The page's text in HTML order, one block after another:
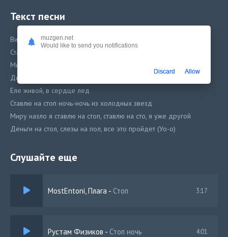
Текст песни
Видишь, я еле живой, в сердце лед
Ставлю на стоп ночь из холодных звезд
Миру назло я ставлю на стоп, ставлю на сто, я уже другой
Деньги на стол, слезы на пол, все это пройдет
Еле живой, в сердце лед
Ставлю на стоп ночь-ночь из холодных звезд
Миру назло я ставлю на стоп, ставлю на сто, я уже другой
Деньги на стол, слезы на пол, все это пройдет (Уо-о)
Слезы оставь на потом, мысли поставь на поток
Когда я понял здесь, для чего жить
Слезы замерзают на моих глазах, в
Слушайте еще
MostEntoni, Плага - Стоп 3:17
Рустам Физиков - Стоп ночь 4:01
muzgen.net
Would like to send you notifications
Discard Allow